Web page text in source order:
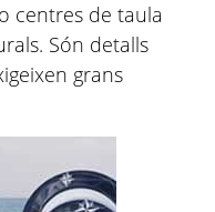
centres de taula
Són detalls
grans